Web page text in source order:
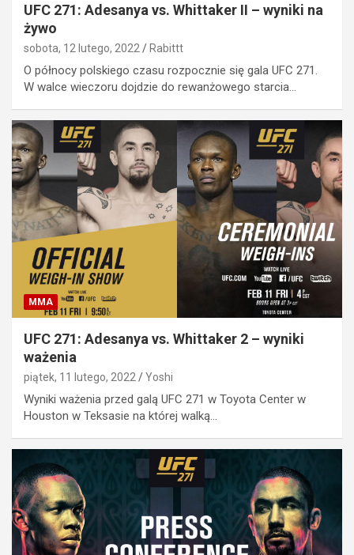
UFC 271: Adesanya vs. Whittaker II – wyniki na
żywo
sobota, 12 lutego, 2022 Rabittt
O północy polskiego czasu rozpocznie się gala UFC 271.
W walce wieczoru dojdzie do rewanżowego starcia…
MMA
UFC 271: Adesanya vs. Whittaker 2 – wyniki
ważenia
piątek, 11 lutego, 2022 Yoshi
Wyniki ważenia przed galą UFC 271 w Toyota Center w
Houston w Teksasie na której walką…